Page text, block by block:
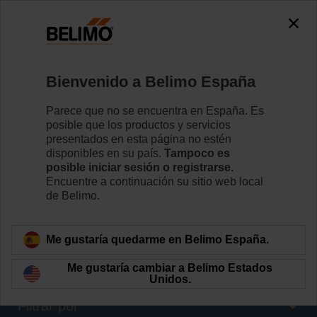
Actuadores para válvulas de control
Belimo RetroFIT+ es una gama universal de actuadores
para válvulas especialmente diseñados para el
reequipamiento de instalaciones existentes de válvulas
de control caracterizado.
Filtros aplicados
x 40 Nm
Filtrar por
Bienvenido a Belimo España
Parece que no se encuentra en España. Es
posible que los productos y servicios
presentados en esta página no estén
disponibles en su país. Tampoco es
posible iniciar sesión o registrarse.
Encuentre a continuación su sitio web local
de Belimo.
Me gustaría quedarme en Belimo España.
Me gustaría cambiar a Belimo Estados
Unidos.